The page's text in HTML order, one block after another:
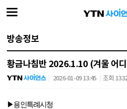
방송정보
황금나침반 2026.1.10 (겨울 어
2026-01-09 13:45 조회
▶용인특례시청